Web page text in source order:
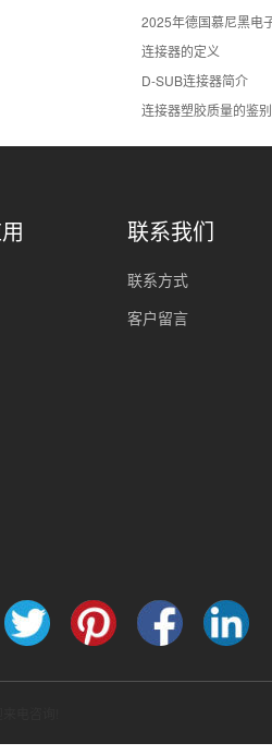
2025年德国慕尼黑电
连接器的定义
D-SUB连接器简介
连接器塑胶质量的鉴
联系我们
联系方式
客户留言